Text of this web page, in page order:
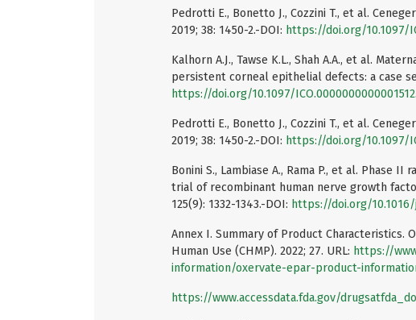
Pedrotti E., Bonetto J., Cozzini T., et al.
2019; 38: 1450-2.-DOI: https://doi.org/10.1097/
Kalhorn A.J., Tawse K.L., Shah A.A., et al.
persistent corneal epithelial defects: a case
https://doi.org/10.1097/ICO.0000000000001512.
Pedrotti E., Bonetto J., Cozzini T., et al.
2019; 38: 1450-2.-DOI: https://doi.org/10.1097/
Bonini S., Lambiase A., Rama P., et al. Phase
trial of recombinant human nerve growth
125(9): 1332-1343.-DOI: https://doi.org/10.1016/
Annex I. Summary of Product Characteristics.
Human Use (CHMP). 2022; 27. URL: https://
information/oxervate-epar-product-
https://www.accessdata.fda.gov/